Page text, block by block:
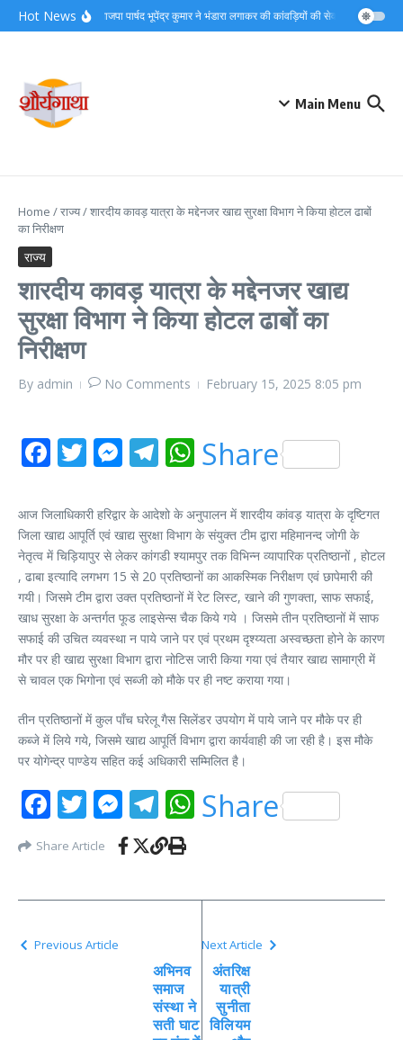
Skip to content
Hot Newsसमाजसेवी भाजपा पार्षद भूपेंद्र कुमार ने भंडारा लगाकर की कांवड़ियों की सेवा,देखें वीडियो
Main Menu
Home /राज्य/शारदीय कावड़ यात्रा के मद्देनजर खाद्य सुरक्षा विभाग ने किया होटल ढाबों
का निरीक्षण
राज्य
शारदीय कावड़ यात्रा के मद्देनजर खाद्य
सुरक्षा विभाग ने किया होटल ढाबों का
निरीक्षण
By admin No Comments February 15, 2025 8:05 pm
Facebook
Twitter
Messenger
Telegram
WhatsApp
Share
आज जिलाधिकारी हरिद्वार के आदेशो के अनुपालन में शारदीय कांवड़ यात्रा के दृष्टिगत
जिला खाद्य आपूर्ति एवं खाद्य सुरक्षा विभाग के संयुक्त टीम द्वारा महिमानन्द जोगी के
नेतृत्व में चिड़ियापुर से लेकर कांगडी श्यामपुर तक विभिन्न व्यापारिक प्रतिष्ठानों , होटल
, ढाबा इत्यादि लगभग 15 से 20 प्रतिष्ठानों का आकस्मिक निरीक्षण एवं छापेमारी की
गयी। जिसमे टीम द्वारा उक्त प्रतिष्ठानों में रेट लिस्ट, खाने की गुणक्ता, साफ सफाई,
खाध सुरक्षा के अन्तर्गत फूड लाइसेन्स चैक किये गये । जिसमे तीन प्रतिष्ठानों में साफ
सफाई की उचित व्यवस्था न पाये जाने पर एवं प्रथम दृश्य्यता अस्वच्छता होने के कारण
मौर पर ही खाद्य सुरक्षा विभाग द्वारा नोटिस जारी किया गया एवं तैयार खाद्य सामाग्री में
से चावल एक भिगोना एवं सब्जी को मौके पर ही नष्ट कराया गया।
तीन प्रतिष्ठानों में कुल पाँच घरेलू गैस सिलेंडर उपयोग में पाये जाने पर मौके पर ही
कब्जे में लिये गये, जिसमे खाद्य आपूर्ति विभाग द्वारा कार्यवाही की जा रही है। इस मौके
पर योगेन्द्र पाण्डेय सहित कई अधिकारी सम्मिलित है।
Facebook
Twitter
Messenger
Telegram
WhatsApp
Share
Share Article
Previous Article
अभिनव
समाज
संस्था ने
सती घाट
Next Article
अंतरिक्ष
यात्री
सुनीता
विलियम